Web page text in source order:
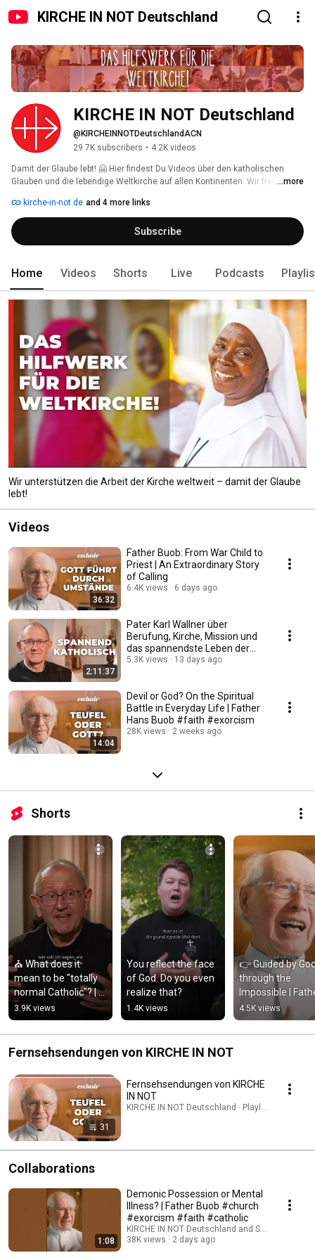
KIRCHE IN NOT Deutschland
KIRCHE IN NOT Deutschland
@KIRCHEINNOTDeutschlandACN
29.7K subscribers • 4.2K videos
Damit der Glaube lebt! 🤗 Hier findest Du Videos über den katholischen
Glauben und die lebendige Weltkirche auf allen Kontinenten. Wir freuen uns
möchtest: Kanal abonnieren!
...more
kirche-in-not.de and 4 more links
Subscribe
Home Videos Shorts Live Podcasts
Wir unterstützen die Arbeit der Kirche weltweit – damit der Glaube
lebt!
Videos
36:32
Father Buob: From War Child to
Priest | An Extraordinary Story
of Calling
6.4K views 6 days ago
2:11:37
Pater Karl Wallner über
Berufung, Kirche, Mission und
das spannendste Leben der
Welt #katholisch
5.3K views 13 days ago
14:04
Devil or God? On the Spiritual
Battle in Everyday Life | Father
Hans Buob #faith #exorcism
28K views 2 weeks ago
Shorts
⛪ What does it
mean to be "totally
normal Catholic"? |
Father Karl Wallner
3.9K views
You reflect the face
of God. Do you even
realize that?
1.4K views
👉 Guided by
through the
Impossible |
Buob
4.5K views
Fernsehsendungen von KIRCHE IN NOT
31
Fernsehsendungen von KIRCHE
IN NOT
KIRCHE IN NOT Deutschland · Playlist
Collaborations
1:08
Demonic Possession or Mental
Illness? | Father Buob #church
#exorcism #faith #catholic
KIRCHE IN NOT Deutschland and St. Ulrich
38K views
2 days ago